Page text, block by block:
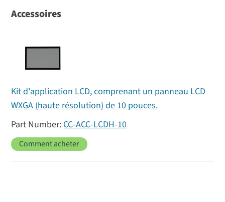
Accessoires
Kit d'application LCD, comprenant un panneau LCD
WXGA (haute résolution) de 10 pouces.
CC-ACC-LCDH-10
Comment acheter